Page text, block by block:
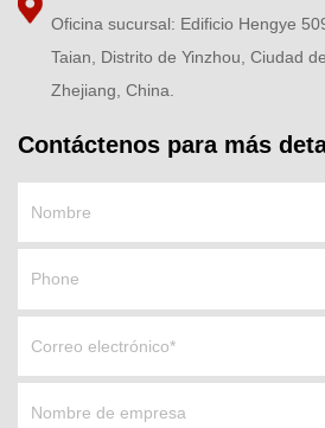
Oficina sucursal: Edificio Hengye
Taian, Distrito de Yinzhou, Ciudad
Zhejiang, China.
Contáctenos para más